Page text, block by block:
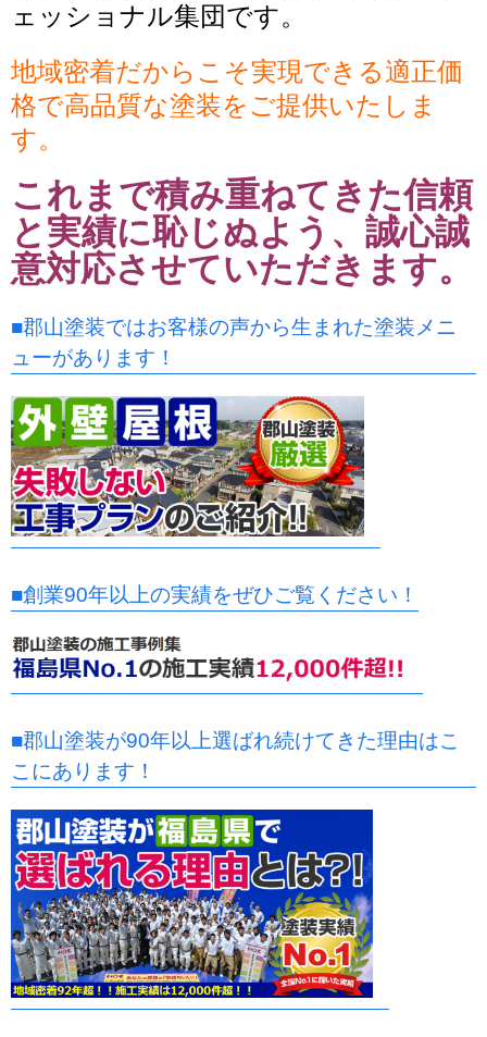
ェッショナル集団です。
地域密着だからこそ実現できる適正価
格で高品質な塗装をご提供いたしま
す。
これまで積み重ねてきた信頼
と実績に恥じぬよう、誠心誠
意対応させていただきます。
■郡山塗装ではお客様の声から生まれた塗装メニ
ューがあります！
■創業90年以上の実績をぜひご覧ください！
■郡山塗装が90年以上選ばれ続けてきた理由はこ
こにあります！